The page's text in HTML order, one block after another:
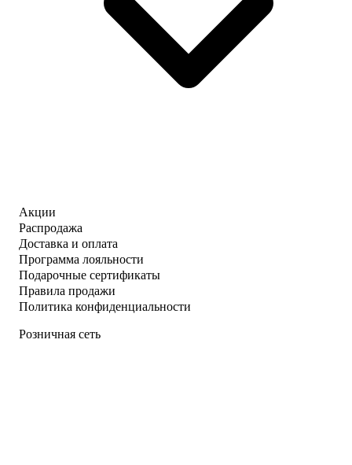
Акции
Распродажа
Доставка и оплата
Программа лояльности
Подарочные сертификаты
Правила продажи
Политика конфиденциальности
Розничная сеть